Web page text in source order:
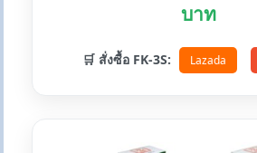
บาท
🛒 สั่งซื้อ FK-3S: Lazada